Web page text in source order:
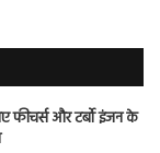
फीचर्स और टर्बो इंजन के